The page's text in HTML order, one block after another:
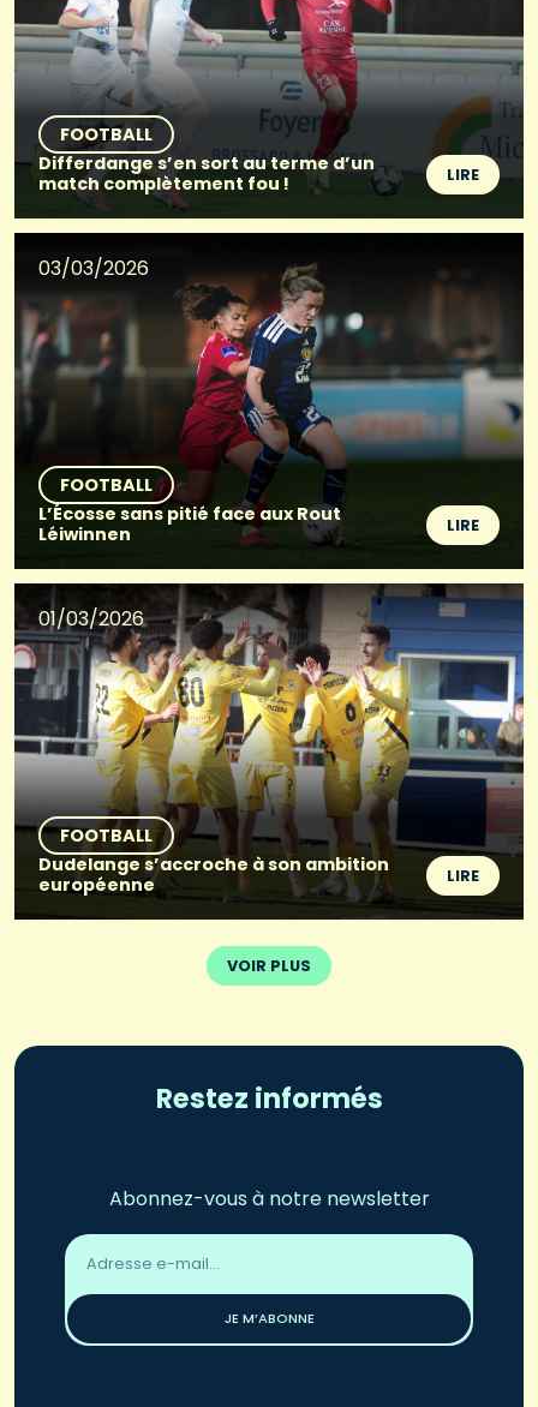
FOOTBALL
Differdange s’en sort au terme d’un
match complètement fou !
LIRE
03/03/2026
FOOTBALL
L’Écosse sans pitié face aux Rout
Léiwinnen
LIRE
01/03/2026
FOOTBALL
Dudelange s’accroche à son ambition
européenne
LIRE
VOIR PLUS
Restez informés
Abonnez-vous à notre newsletter
Adresse
email
JE M’ABONNE